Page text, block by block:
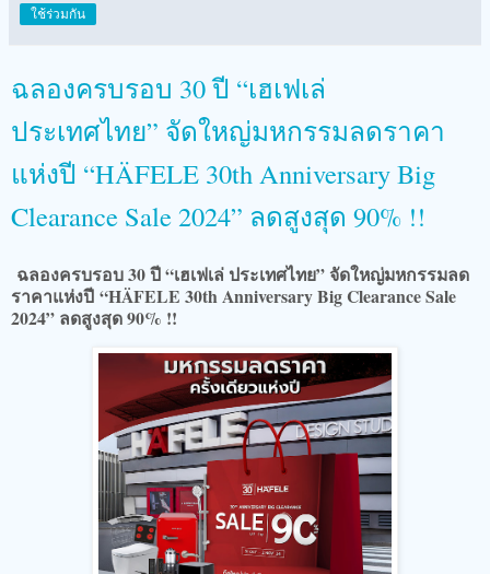
ใช้ร่วมกัน
ฉลองครบรอบ 30 ปี “เฮเฟเล่
ประเทศไทย” จัดใหญ่มหกรรมลดราคา
แห่งปี “HÄFELE 30th Anniversary Big
Clearance Sale 2024” ลดสูงสุด 90% !!
ฉลองครบรอบ 30 ปี “เฮเฟเล่ ประเทศไทย” จัดใหญ่มหกรรมลด
ราคาแห่งปี “HÄFELE 30th Anniversary Big Clearance Sale
2024” ลดสูงสุด 90% !!